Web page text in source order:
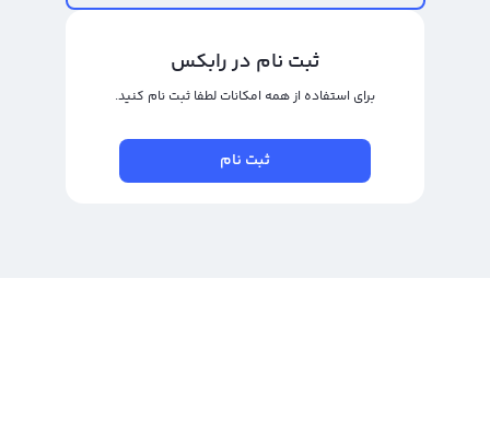
ثبت نام در رابکس
برای استفاده از همه امکانات لطفا ثبت نام کنید.
ثبت نام